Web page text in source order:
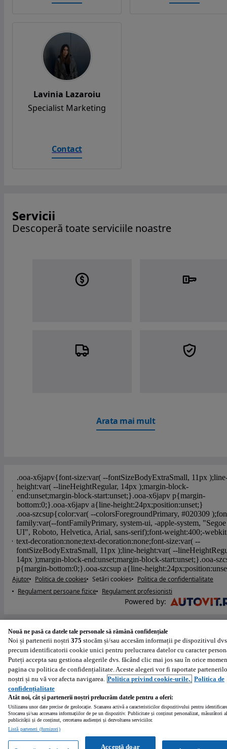
Lavinia Lazaroiu
Specialist Marketing
Contact
Servicii
Descoperă toate serviciile noastre
Arata mai mult
Ajutor Politica de cookies Setări cookies
Politica de confidentialitate
Regulament persoane fizice
Regulament profesionisti
Powered by:
Nouă ne pasă ca datele tale personale să rămână confidențiale
Noi și partenerii noștri 375 stocăm și/sau accesăm informații pe dispozitivul
precum identificatorii cookie unici pentru prelucrarea datelor cu caracter
Puteți accepta sau gestiona alegerile dvs. făcând clic mai jos sau în orice
pagina cu politica de confidențialitate. Aceste alegeri vor fi raportate
noștri și nu vă vor afecta navigarea. Politica privind cookie-urile, Politica de
confidențialitate
Atât noi, cât și partenerii noștri prelucrăm datele pentru a oferi:
Utilizarea unor date precise de geolocație. Scanarea activă a caracteristicilor dispozitivului pentru
Stocarea și/sau accesarea informațiilor de pe un dispozitiv. Publicitate și conținut personalizat, măsurători
publicității și de conținut, cercetarea audienței și dezvoltarea serviciilor.
Listă parteneri (furnizori)
Acceptă doar